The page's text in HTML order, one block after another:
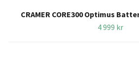
CRAMER CORE300 Optimus
4 999 kr